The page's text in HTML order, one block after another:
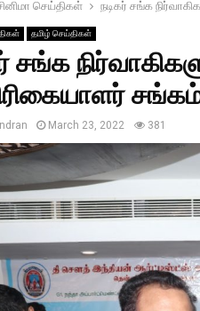
செய்திகள் நடிகர் சங்க
தமிழ் செய்திகள்
சங்க
March 23, 2022 381